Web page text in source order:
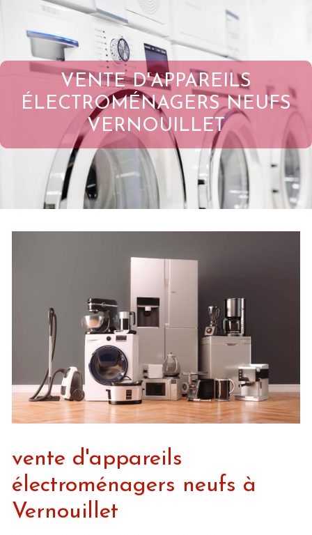
VENTE D'APPAREILS
ÉLECTROMÉNAGERS NEUFS
VERNOUILLET
vente d'appareils
électroménagers neufs à
Vernouillet